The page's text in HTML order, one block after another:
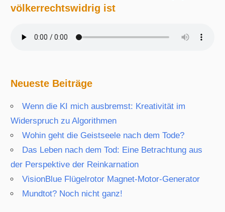
völkerrechtswidrig ist
Neueste Beiträge
Wenn die KI mich ausbremst: Kreativität im
Widerspruch zu Algorithmen
Wohin geht die Geistseele nach dem Tode?
Das Leben nach dem Tod: Eine Betrachtung aus
der Perspektive der Reinkarnation
VisionBlue Flügelrotor Magnet-Motor-Generator
Mundtot? Noch nicht ganz!